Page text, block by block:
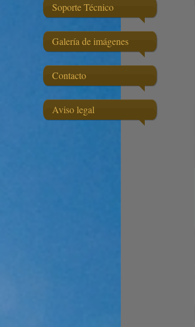
Soporte Técnico
Galería de imágenes
Contacto
Aviso legal